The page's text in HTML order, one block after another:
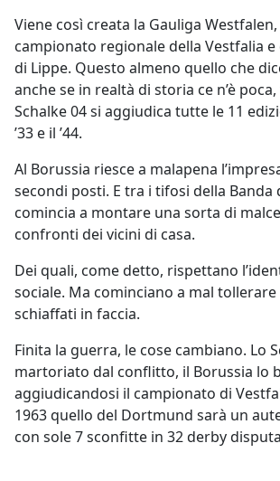
Viene così creata la Gauliga
campionato regionale della Vestfalia
di Lippe. Questo almeno quello che
anche se in realtà di storia ce n’è
Schalke 04 si aggiudica tutte le 11
’33 e il ’44.
Al Borussia riesce a malapena
secondi posti. E tra i tifosi della Banda
comincia a montare una sorta di
confronti dei vicini di casa.
Dei quali, come detto, rispettano
sociale. Ma cominciano a mal tollerare
schiaffati in faccia.
Finita la guerra, le cose cambiano. Lo
martoriato dal conflitto, il Borussia lo
aggiudicandosi il campionato di
1963 quello del Dortmund sarà un
con sole 7 sconfitte in 32 derby